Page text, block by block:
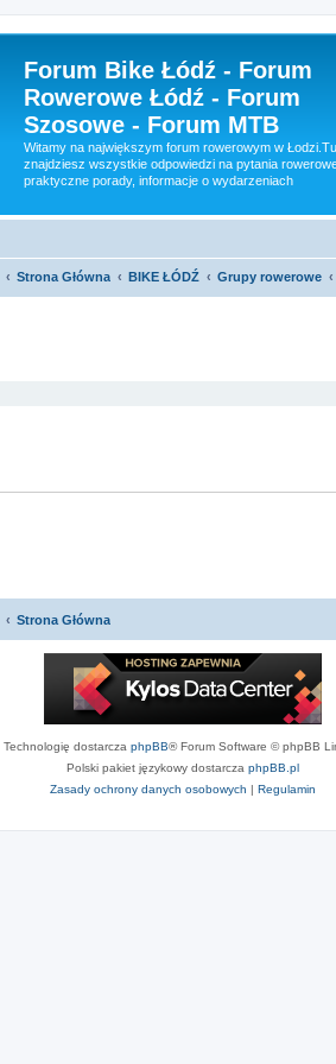
Forum Bike Łódź - Forum
Rowerowe Łódź - Forum
Szosowe - Forum MTB
Witamy na największym forum rowerowym w Łodzi.Tu
znajdziesz wszystkie odpowiedzi na pytania
praktyczne porady, informacje o wydarzeniach
Strona Główna BIKE ŁÓDŹ Grupy rowerowe
Strona Główna
Technologię dostarcza phpBB® Forum Software © phpBB
Polski pakiet językowy dostarcza phpBB.pl
Zasady ochrony danych osobowych | Regulamin